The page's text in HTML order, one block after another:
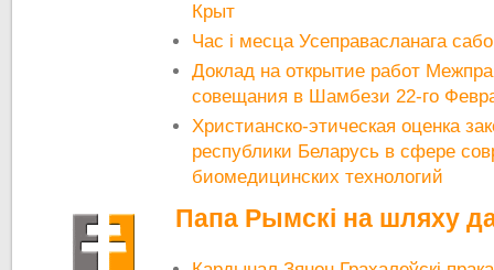
Крыт
Час і месца Усеправасланага
Доклад на открытие работ
совещания в Шамбези 22-го
Христианско-этическая оценка
республики Беларусь в сфере
биомедицинских технологий
Папа Рымскі на шляху